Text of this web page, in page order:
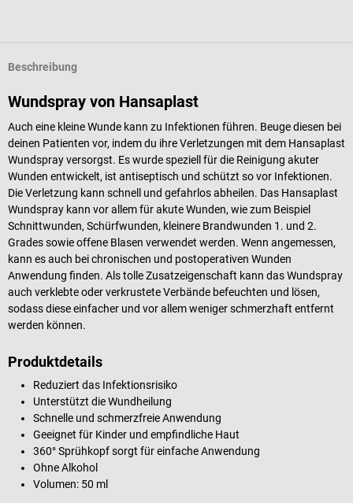
Beschreibung
Wundspray von Hansaplast
Auch eine kleine Wunde kann zu Infektionen führen. Beuge diesen bei
deinen Patienten vor, indem du ihre Verletzungen mit dem Hansaplast
Wundspray versorgst. Es wurde speziell für die Reinigung akuter
Wunden entwickelt, ist antiseptisch und schützt so vor Infektionen.
Die Verletzung kann schnell und gefahrlos abheilen. Das Hansaplast
Wundspray kann vor allem für akute Wunden, wie zum Beispiel
Schnittwunden, Schürfwunden, kleinere Brandwunden 1. und 2.
Grades sowie offene Blasen verwendet werden. Wenn angemessen,
kann es auch bei chronischen und postoperativen Wunden
Anwendung finden. Als tolle Zusatzeigenschaft kann das Wundspray
auch verklebte oder verkrustete Verbände befeuchten und lösen,
sodass diese einfacher und vor allem weniger schmerzhaft entfernt
werden können.
Produktdetails
Reduziert das Infektionsrisiko
Unterstützt die Wundheilung
Schnelle und schmerzfreie Anwendung
Geeignet für Kinder und empfindliche Haut
360° Sprühkopf sorgt für einfache Anwendung
Ohne Alkohol
Volumen: 50 ml